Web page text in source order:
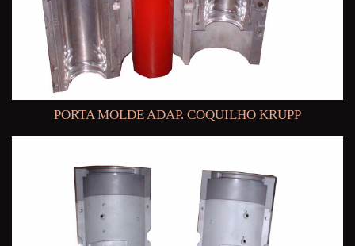
PORTA MOLDE ADAP. COQUILHO KRUPP